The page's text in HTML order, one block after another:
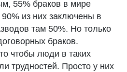
55% браков в мире
из них заключены в
там 50%. Но только
браков.
чтобы люди в таких
трудностей. Просто у них